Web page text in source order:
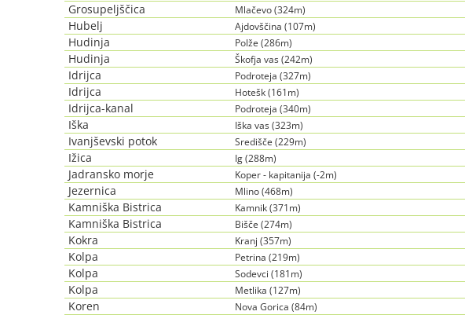
Grosupeljščica
Mlačevo (324m)
Hubelj
Ajdovščina (107m)
Hudinja
Polže (286m)
Hudinja
Škofja vas (242m)
Idrijca
Podroteja (327m)
Idrijca
Hotešk (161m)
Idrijca-kanal
Podroteja (340m)
Iška
Iška vas (323m)
Ivanjševski potok
Središče (229m)
Ižica
Ig (288m)
Jadransko morje
Koper - kapitanija (-2m)
Jezernica
Mlino (468m)
Kamniška Bistrica
Kamnik (371m)
Kamniška Bistrica
Bišče (274m)
Kokra
Kranj (357m)
Kolpa
Petrina (219m)
Kolpa
Sodevci (181m)
Kolpa
Metlika (127m)
Koren
Nova Gorica (84m)